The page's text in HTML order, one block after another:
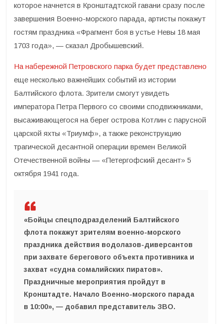
которое начнется в Кронштадтской гавани сразу после
завершения Военно-морского парада, артисты покажут
гостям праздника «Фрагмент боя в устье Невы 18 мая
1703 года», — сказал Дробышевский.
На набережной Петровского парка будет представлено
еще несколько важнейших событий из истории
Балтийского флота. Зрители смогут увидеть
императора Петра Первого со своими сподвижниками,
высаживающегося на берег острова Котлин с парусной
царской яхты «Триумф», а также реконструкцию
трагической десантной операции времен Великой
Отечественной войны — «Петергофский десант» 5
октября 1941 года.
«Бойцы спецподразделений Балтийского
флота покажут зрителям военно-морского
праздника действия водолазов-диверсантов
при захвате берегового объекта противника и
захват «судна сомалийских пиратов».
Праздничные мероприятия пройдут в
Кронштадте. Начало Военно-морского парада
в 10:00», — добавил представитель ЗВО.